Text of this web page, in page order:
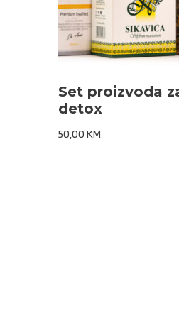
Set proizvoda
detox
50,00 KM